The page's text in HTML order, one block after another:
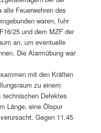
Feuerwehren des
waren, fuhr
25 und dem MZF der
an, um eventuelle
Die Alarmübung war
mit den Kräften
zu einem
technischen Defektes
Länge, eine Ölspur
Gegen 11.45